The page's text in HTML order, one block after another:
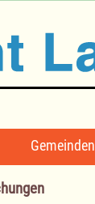
Gemeinden